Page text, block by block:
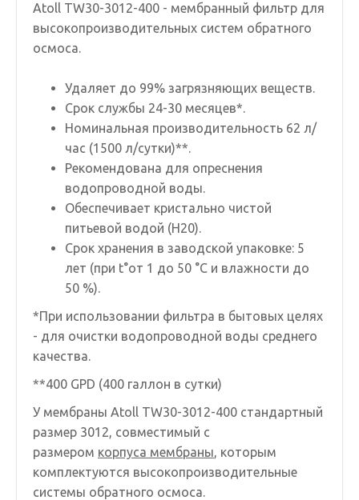
Atoll TW30-3012-400 - мембранный фильтр для
высокопроизводительных систем обратного
осмоса.
Удаляет до 99% загрязняющих веществ.
Срок службы 24-30 месяцев*.
Номинальная производительность 62 л/
час (1500 л/сутки)**.
Рекомендована для опреснения
водопроводной воды.
Обеспечивает кристально чистой
питьевой водой (H20).
Срок хранения в заводской упаковке: 5
лет (при t°от 1 до 50 °C и влажности до
50 %).
*При использовании фильтра в бытовых целях
- для очистки водопроводной воды среднего
качества.
**400 GPD (400 галлон в сутки)
У мембраны Atoll TW30-3012-400 стандартный
размер 3012, совместимый с
размером корпуса мембраны, которым
комплектуются высокопроизводительные
системы обратного осмоса.